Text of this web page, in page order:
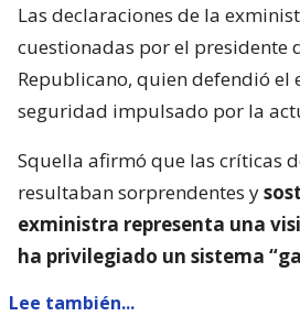
Las declaraciones de la
cuestionadas por el presidente
Republicano, quien defendió el
seguridad impulsado por la
Squella afirmó que las críticas
resultaban sorprendentes y
exministra representa una
ha privilegiado un sistema
Lee también...